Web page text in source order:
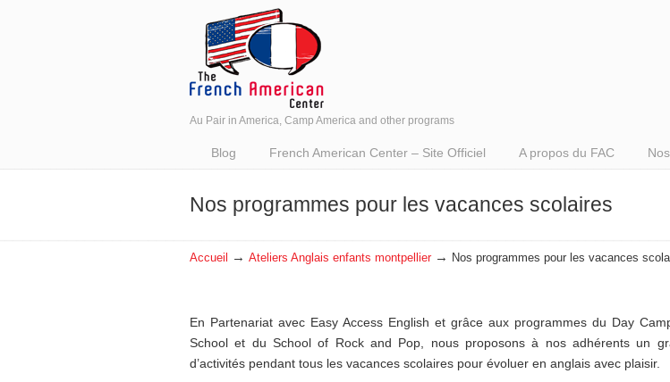
Au Pair in America, Camp America and other programs
Blog French American Center – Site Officiel A propos du FAC
Nos programmes pour les vacances scolaires
Accueil → Ateliers Anglais enfants montpellier→ Nos programmes pour les vacances
En Partenariat avec Easy Access English et grâce aux programmes du Day
School et du School of Rock and Pop, nous proposons à nos adhérents un
d’activités pendant tous les vacances scolaires pour évoluer en anglais avec plaisir.